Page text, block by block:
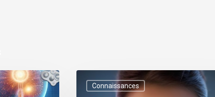
Connaissances
science